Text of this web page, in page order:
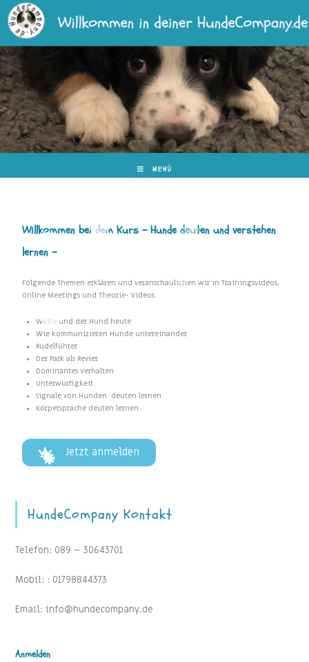
MENÜ
Willkommen bei dem Kurs – Hunde deuten und verstehen
lernen –
Folgende Themen erklären und veranschaulichen wir in Trainingsvideos,
Online Meetings und Theorie- Videos.
Wölfe und der Hund heute
Wie kommunizieren Hunde untereinander
Rudelführer
Der Park als Revier
Dominantes Verhalten
Unterwürfigkeit
Signale von Hunden deuten lernen
Körpersprache deuten lernen
Jetzt anmelden
HundeCompany Kontakt
Telefon: 089 – 30643701
Mobil: : 01798844373
Email: info@hundecompany.de
Anmelden